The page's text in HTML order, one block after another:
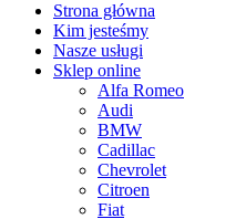
Strona główna
Kim jesteśmy
Nasze usługi
Sklep online
Alfa Romeo
Audi
BMW
Cadillac
Chevrolet
Citroen
Fiat